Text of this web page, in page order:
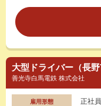
大型ドライバー（長
善光寺白馬電鉄 株式会社
雇用形態 正社員